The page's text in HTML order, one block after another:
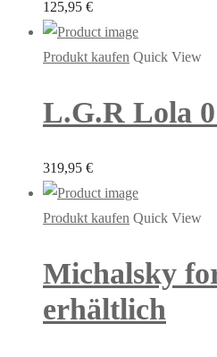
125,95 €
Produkt kaufen Quick View
L.G.R Lola
319,95 €
Produkt kaufen Quick View
Michalsky
erhältlich